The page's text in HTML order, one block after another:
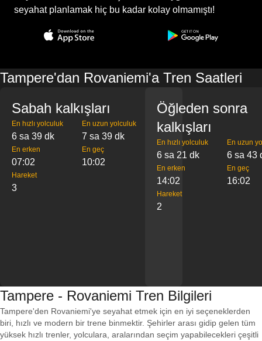
seyahat planlamak hiç bu kadar kolay olmamıştı!
Tampere'dan Rovaniemi'a Tren Saatleri
Sabah kalkışları
En hızlı yolculuk
6 sa 39 dk
En uzun yolculuk
7 sa 39 dk
En erken
07:02
En geç
10:02
Hareket
3
Öğleden sonra
kalkışları
En hızlı yolculuk
6 sa 21 dk
En uzun
6 sa 43
En erken
14:02
En geç
16:02
Hareket
2
Tampere - Rovaniemi Tren Bilgileri
Tampere'den Rovaniemi'ye seyahat etmek için en iyi seçeneklerden
biri, hızlı ve modern bir trene binmektir. Şehirler arası gidip gelen tüm
yüksek hızlı trenler, yolculara, aralarından seçim yapabilecekleri çeşitli